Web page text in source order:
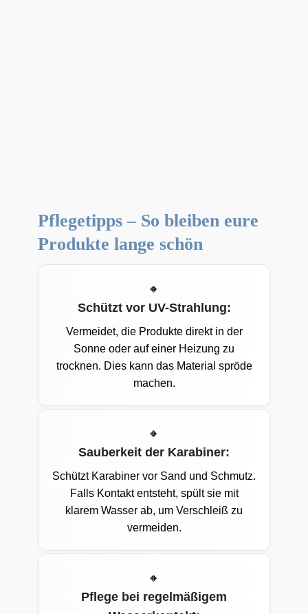
Pflegetipps – So bleiben eure
Produkte lange schön
Schützt vor UV-Strahlung:
Vermeidet, die Produkte direkt in der
Sonne oder auf einer Heizung zu
trocknen. Dies kann das Material spröde
machen.
Sauberkeit der Karabiner:
Schützt Karabiner vor Sand und Schmutz.
Falls Kontakt entsteht, spült sie mit
klarem Wasser ab, um Verschleiß zu
vermeiden.
Pflege bei regelmäßigem